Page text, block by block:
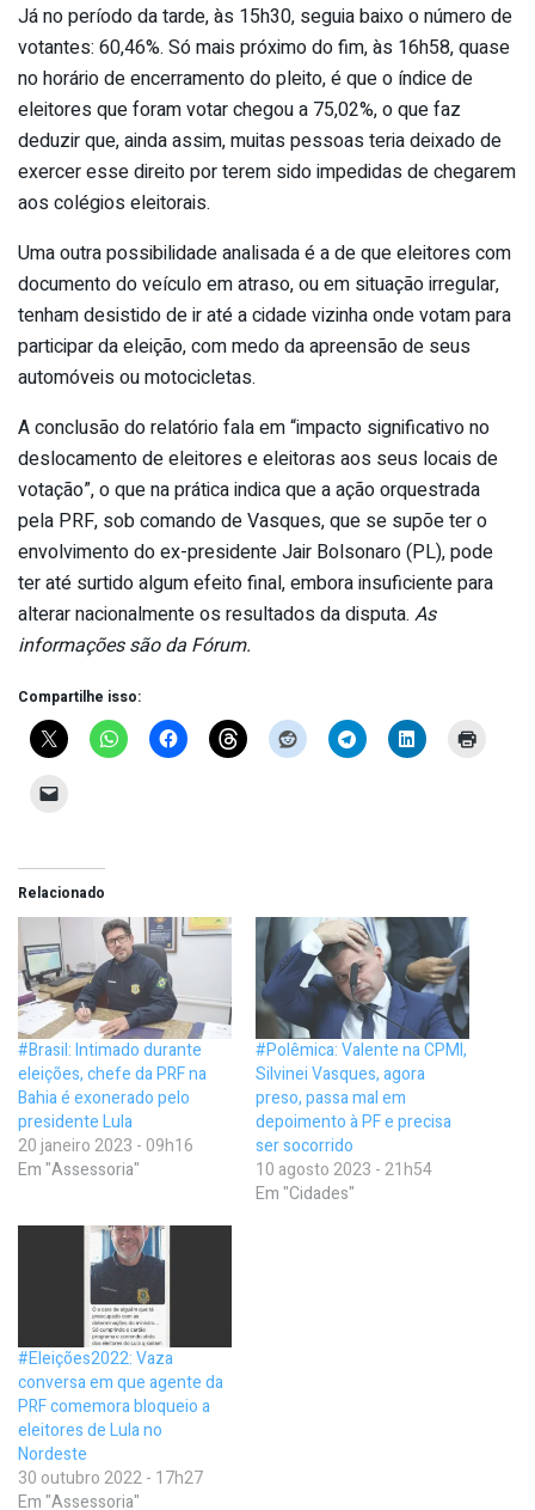
Já no período da tarde, às 15h30, seguia baixo o número de
votantes: 60,46%. Só mais próximo do fim, às 16h58, quase
no horário de encerramento do pleito, é que o índice de
eleitores que foram votar chegou a 75,02%, o que faz
deduzir que, ainda assim, muitas pessoas teria deixado de
exercer esse direito por terem sido impedidas de chegarem
aos colégios eleitorais.
Uma outra possibilidade analisada é a de que eleitores com
documento do veículo em atraso, ou em situação irregular,
tenham desistido de ir até a cidade vizinha onde votam para
participar da eleição, com medo da apreensão de seus
automóveis ou motocicletas.
A conclusão do relatório fala em “impacto significativo no
deslocamento de eleitores e eleitoras aos seus locais de
votação”, o que na prática indica que a ação orquestrada
pela PRF, sob comando de Vasques, que se supõe ter o
envolvimento do ex-presidente Jair Bolsonaro (PL), pode
ter até surtido algum efeito final, embora insuficiente para
alterar nacionalmente os resultados da disputa. As
informações são da Fórum.
Compartilhe isso:
Relacionado
#Brasil: Intimado durante
eleições, chefe da PRF na
Bahia é exonerado pelo
presidente Lula
20 janeiro 2023 - 09h16
Em "Assessoria"
#Polêmica: Valente na CPMI,
Silvinei Vasques, agora
preso, passa mal em
depoimento à PF e precisa
ser socorrido
10 agosto 2023 - 21h54
Em "Cidades"
#Eleições2022: Vaza
conversa em que agente da
PRF comemora bloqueio a
eleitores de Lula no
Nordeste
30 outubro 2022 - 17h27
Em "Assessoria"